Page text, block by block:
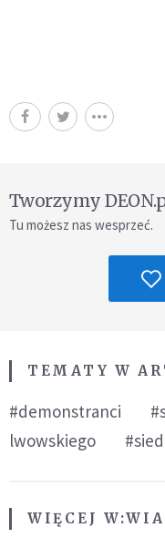
Tworzymy
Tu możesz nas wesprzeć.
TEMATY W
#demonstranci
lwowskiego
WIĘCEJ W: